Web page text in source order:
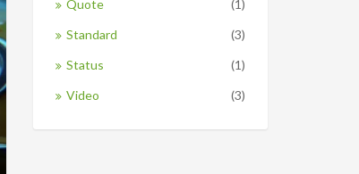
Quote
(1)
Standard
(3)
Status
(1)
Video
(3)